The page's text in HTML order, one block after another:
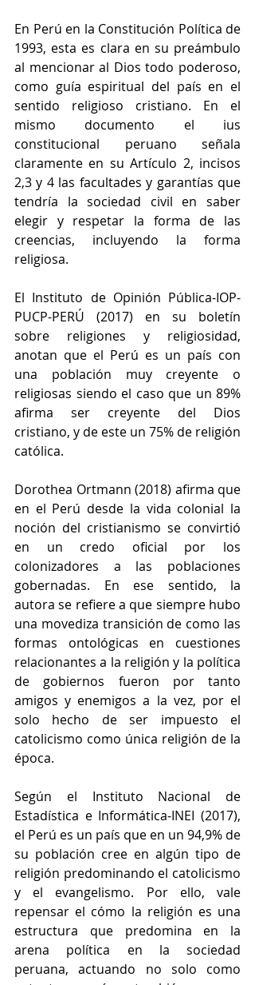
En Perú en la Constitución Política de
1993, esta es clara en su preámbulo
al mencionar al Dios todo poderoso,
como guía espiritual del país en el
sentido religioso cristiano. En el
mismo documento el ius
constitucional peruano señala
claramente en su Artículo 2, incisos
2,3 y 4 las facultades y garantías que
tendría la sociedad civil en saber
elegir y respetar la forma de las
creencias, incluyendo la forma
religiosa.
El Instituto de Opinión Pública-IOP-
PUCP-PERÚ (2017) en su boletín
sobre religiones y religiosidad,
anotan que el Perú es un país con
una población muy creyente o
religiosas siendo el caso que un 89%
afirma ser creyente del Dios
cristiano, y de este un 75% de religión
católica.
Dorothea Ortmann (2018) afirma que
en el Perú desde la vida colonial la
noción del cristianismo se convirtió
en un credo oficial por los
colonizadores a las poblaciones
gobernadas. En ese sentido, la
autora se refiere a que siempre hubo
una movediza transición de como las
formas ontológicas en cuestiones
relacionantes a la religión y la política
de gobiernos fueron por tanto
amigos y enemigos a la vez, por el
solo hecho de ser impuesto el
catolicismo como única religión de la
época.
Según el Instituto Nacional de
Estadística e Informática-INEI (2017),
el Perú es un país que en un 94,9% de
su población cree en algún tipo de
religión predominando el catolicismo
y el evangelismo. Por ello, vale
repensar el cómo la religión es una
estructura que predomina en la
arena política en la sociedad
peruana, actuando no solo como